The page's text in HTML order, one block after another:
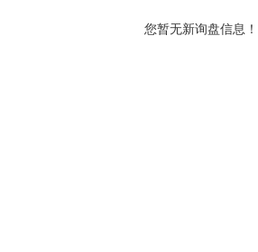
您暂无新询盘信息！